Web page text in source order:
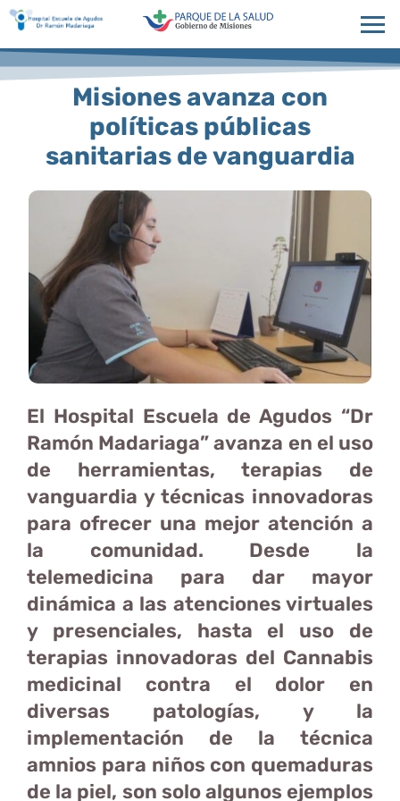
Misiones avanza con
políticas públicas
sanitarias de vanguardia
El Hospital Escuela de Agudos “Dr
Ramón Madariaga” avanza en el uso
de herramientas, terapias de
vanguardia y técnicas innovadoras
para ofrecer una mejor atención a
la comunidad. Desde la
telemedicina para dar mayor
dinámica a las atenciones virtuales
y presenciales, hasta el uso de
terapias innovadoras del Cannabis
medicinal contra el dolor en
diversas patologías, y la
implementación de la técnica
amnios para niños con quemaduras
de la piel, son solo algunos ejemplos